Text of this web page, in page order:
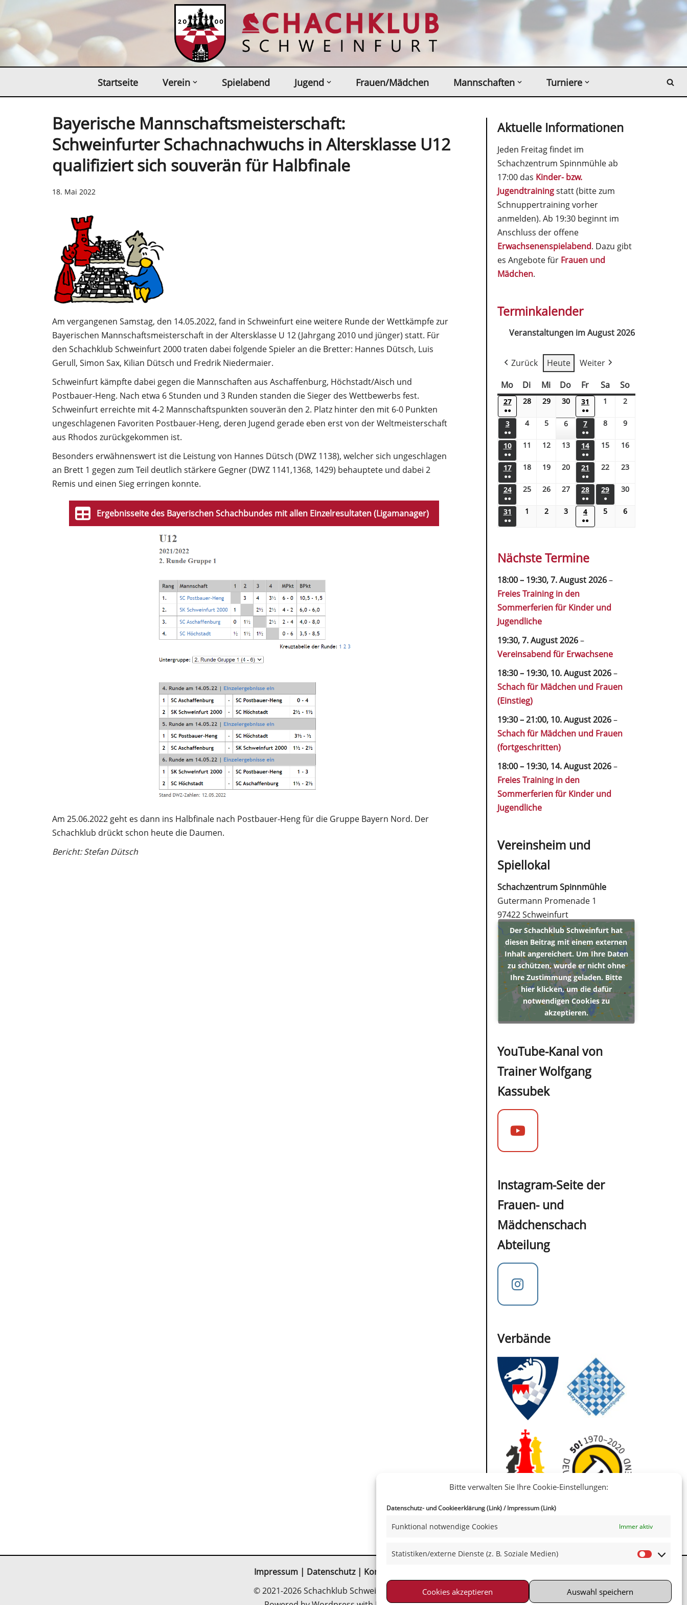
Bitte verwalten Sie Ihre Cookie-Einstellungen:
Datenschutz- und Cookieerklärung (Link)/Impressum (Link)
Funktional notwendige Cookies Immer aktiv
Statistiken/externe Dienste (z. B. Soziale Medien)
Cookies akzeptieren Auswahl speichern
Zum
Inhalt
springen
Startseite Verein Spielabend Jugend Frauen/Mädchen Mannschaften Turniere
Bayerische Mannschaftsmeisterschaft:
Schweinfurter Schachnachwuchs in Altersklasse U12
qualifiziert sich souverän für Halbfinale
18. Mai 2022
Am vergangenen Samstag, den 14.05.2022, fand in Schweinfurt eine weitere Runde der Wettkämpfe zur
Bayerischen Mannschaftsmeisterschaft in der Altersklasse U 12 (Jahrgang 2010 und jünger) statt. Für
den Schachklub Schweinfurt 2000 traten dabei folgende Spieler an die Bretter: Hannes Dütsch, Luis
Gerull, Simon Sax, Kilian Dütsch und Fredrik Niedermaier.
Schweinfurt kämpfte dabei gegen die Mannschaften aus Aschaffenburg, Höchstadt/Aisch und
Postbauer-Heng. Nach etwa 6 Stunden und 3 Runden standen die Sieger des Wettbewerbs fest.
Schweinfurt erreichte mit 4-2 Mannschaftspunkten souverän den 2. Platz hinter den mit 6-0 Punkten
ungeschlagenen Favoriten Postbauer-Heng, deren Jugend gerade eben erst von der Weltmeisterschaft
aus Rhodos zurückgekommen ist.
Besonders erwähnenswert ist die Leistung von Hannes Dütsch (DWZ 1138), welcher sich ungeschlagen
an Brett 1 gegen zum Teil deutlich stärkere Gegner (DWZ 1141,1368, 1429) behauptete und dabei 2
Remis und einen Sieg erringen konnte.
Ergebnisseite des Bayerischen Schachbundes mit allen Einzelresultaten (Ligamanager)
Am 25.06.2022 geht es dann ins Halbfinale nach Postbauer-Heng für die Gruppe Bayern Nord. Der
Schachklub drückt schon heute die Daumen.
Bericht: Stefan Dütsch
Aktuelle Informationen
Jeden Freitag findet im
Schachzentrum Spinnmühle ab
17:00 das Kinder- bzw.
Jugendtrainingstatt (bitte zum
Schnuppertraining vorher
anmelden). Ab 19:30 beginnt im
Anschluss der offene
Erwachsenenspielabend. Dazu gibt
es Angebote für Frauen und
Mädchen.
Terminkalender
Veranstaltungen im August 2026
Zurück Heute
Weiter
Mo
Di Mi Do Fr Sa So
27
●●
28 29 30 31
●●
1 2
3
●●
4 5 6 7
●●
8 9
10
●●
11 12 13 14
●●
15 16
17
●●
18 19 20 21
●●
22 23
24
●●
25 26 27 28
●●
29
●
30
31
●●
1 2 3 4
●●
5 6
Nächste Termine
18:00– 19:30,7. August 2026–
Freies Training in den
Sommerferien für Kinder und
Jugendliche
19:30,7. August 2026–
Vereinsabend für Erwachsene
18:30– 19:30, 10. August 2026–
Schach für Mädchen und Frauen
(Einstieg)
19:30–21:00, 10. August 2026–
Schach für Mädchen und Frauen
(fortgeschritten)
18:00– 19:30, 14. August 2026–
Freies Training in den
Sommerferien für Kinder und
Jugendliche
Vereinsheim und
Spiellokal
Schachzentrum Spinnmühle
Gutermann Promenade 1
97422 Schweinfurt
Der Schachklub Schweinfurt hat
diesen Beitrag mit einem externen
Inhalt angereichert. Um Ihre Daten
zu schützen, wurde er nicht ohne
Ihre Zustimmung geladen. Bitte
hier klicken, um die dafür
notwendigen Cookies zu
akzeptieren.
YouTube-Kanal von
Trainer Wolfgang
Kassubek
Instagram-Seite der
Frauen- und
Mädchenschach
Abteilung
Verbände
Impressum| Datenschutz| Kontakt
© 2021-2026 Schachklub Schweinfurt 2000 e. V.